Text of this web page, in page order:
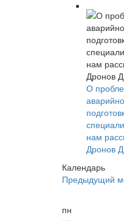
О
нам
Дронов
Календарь
Предыдущий
пн